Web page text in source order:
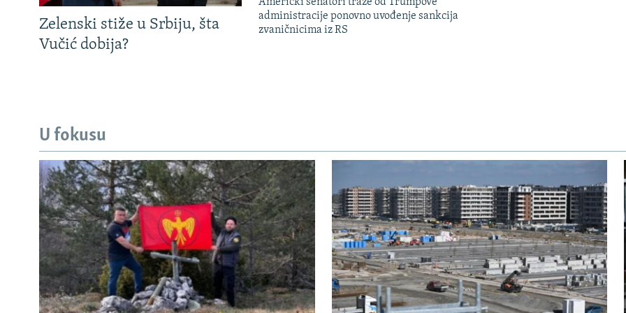
Zelenski stiže u Srbiju, šta
Vučić dobija?
administracije ponovno uvođenje sankcija
zvaničnicima iz RS
U fokusu